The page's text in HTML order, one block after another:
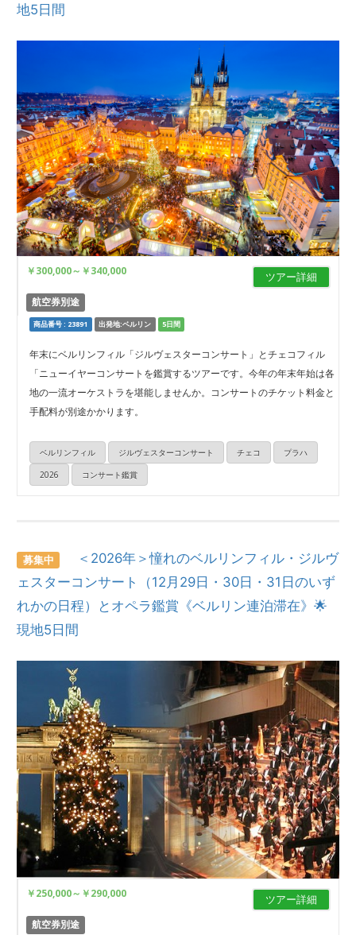
地5日間
ツアー詳細
￥300,000～ ￥340,000
航空券別途
商品番号 : 23891 出発地:ベルリン 5日間
年末にベルリンフィル「ジルヴェスターコンサート」とチェコフィル
「ニューイヤーコンサートを鑑賞するツアーです。今年の年末年始は各
地の一流オーケストラを堪能しませんか。コンサートのチケット料金と
手配料が別途かかります。
ベルリンフィル ジルヴェスターコンサート チェコ
プラハ
2026
コンサート鑑賞
募集中
＜2026年＞憧れのベルリンフィル・ジルヴ
ェスターコンサート（12月29日・30日・31日のいず
れかの日程）とオペラ鑑賞《ベルリン連泊滞在》🌟
現地5日間
ツアー詳細
￥250,000～ ￥290,000
航空券別途